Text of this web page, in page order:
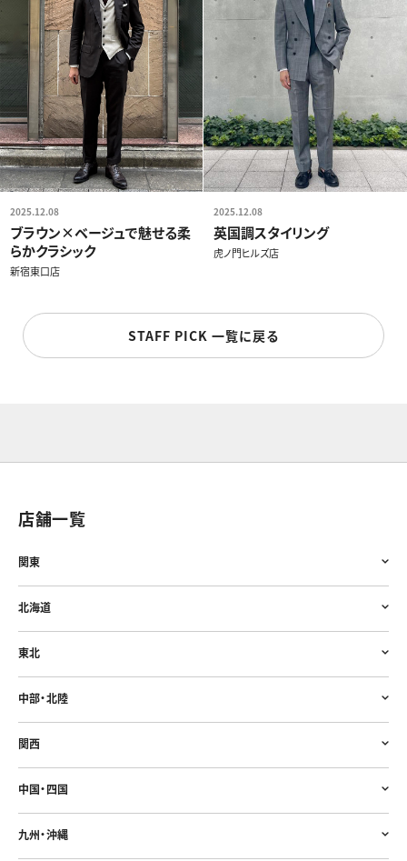
2025.12.08
ブラウン×ベージュで魅せる柔
らかクラシック
新宿東口店
2025.12.08
英国調スタイリング
虎ノ門ヒルズ店
STAFF PICK 一覧に戻る
店舗一覧
関東
北海道
東北
中部・北陸
関西
中国・四国
九州・沖縄